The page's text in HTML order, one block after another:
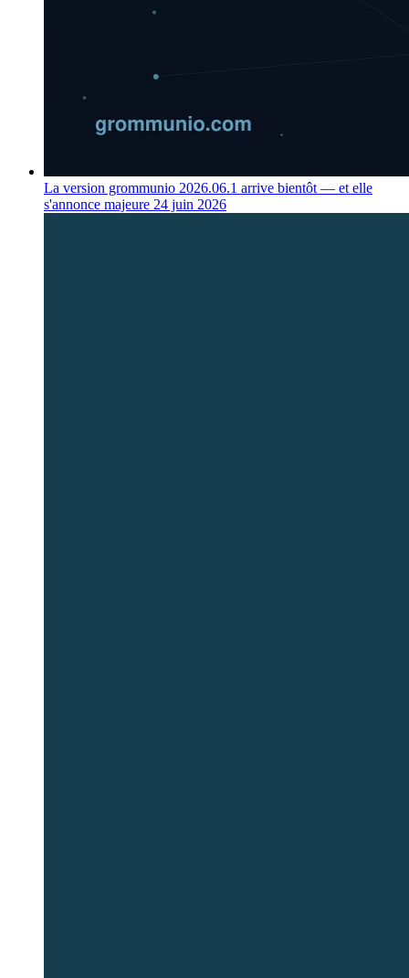
La version grommunio 2026.06.1 arrive bientôt — et elle
s'annonce majeure 24 juin 2026